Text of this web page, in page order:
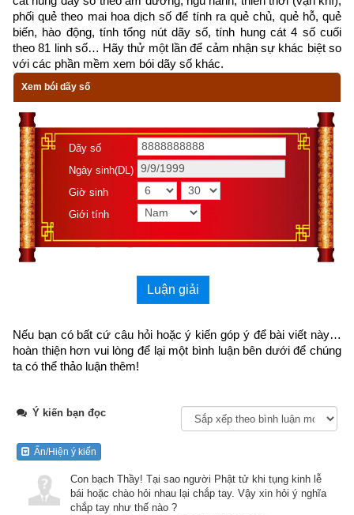
Như vậy chúng ta đang sống trong thời gian cuối cùng của
thời kỳ mạt pháp khi mà đạo đức nhân loại suy đồi, bại hoại
đến cùng cực, đại nạn sắp đến chỉ có hành thiện tích đức thì
mới được bình an vượt qua kiếp nạn. Với mong muốn góp
một phần nhỏ bé truyền bá tư tưởng phật pháp đến cho những
ai hữu duyên có thể đọc được từ đó giác ngộ đắc được cơ
duyên vạn cổ để có thể vượt qua thời kì mạt Pháp này,
Xemvm.com xin hân hạnh giới thiệu tới độc giả cuốn
sách
truyện cổ Phật giáo
của nhà xuất bản Liên Phật Hội
Kích vào
link sau:
https://xemvm.com/thu-vien-ebooks/sach-phat-giao/link-tai-
để tải về Ebook Sách Truyện Cổ Phật Giáo hoặc liên hệ Zalo:
Sau đây là Câu chuyện về Người dạy voi được trích từ Cuốn
Mỗi khi đức Phật Thích-ca đi tới nơi nào thuyết pháp thì luôn
có rất nhiều các vị đệ tử đi theo vây quanh Ngài.
Một hôm, đức Phật ở núi Linh Thứu và những tín đồ của Ngài
cũng đến tụ tập tại nơi ấy. Trong số đó có các vị tỳ-kheo, tỳ-
phối quẻ theo mai hoa dịch số để tính ra quẻ chủ, quẻ hỗ, quẻ
biến, hào động, tính tổng nút dãy số, tính hung cát 4 số cuối
theo 81 linh số… Hãy thử một lần để cảm nhận sự khác biệt so
với các phần mềm xem bói dãy số khác.
Xem bói dãy số
Dãy số
Ngày sinh(DL)
Giờ sinh
Giới tính
Luận giải
Nếu bạn có bất cứ câu hỏi hoặc ý kiến góp ý để bài viết này…
hoàn thiện hơn vui lòng để lại một bình luận bên dưới để chúng
ta có thể thảo luận thêm!
Ý kiến bạn đọc
Ẩn/Hiện ý kiến
Con bạch Thầy! Tại sao người Phật tử khi tụng kinh lễ
bái hoặc chào hỏi nhau lại chắp tay. Vậy xin hỏi ý nghĩa
chắp tay như thế nào ?